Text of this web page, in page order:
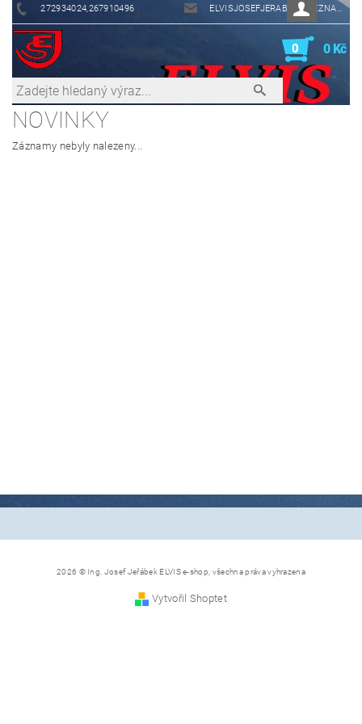
272934024,267910496 ELVISJOSEFJERABEK@SEZNAM.CZ
0 0 Kč
NOVINKY
Záznamy nebyly nalezeny...
2026 © Ing. Josef Jeřábek ELVIS e-shop, všechna práva vyhrazena
Vytvořil Shoptet